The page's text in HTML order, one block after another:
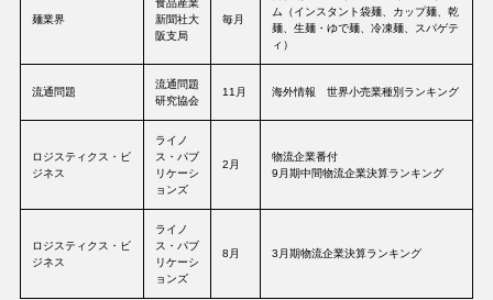
麺業界
食品産業
新聞社大
阪支局
毎月
ム（インスタント袋麺、カップ麺、乾
麺、生麺・ゆで麺、冷凍麺、スパゲテ
ィ）
流通問題
流通問題
研究協会
11月 海外情報 世界小売業種別ランキング
ロジスティクス・ビ
ジネス
ライノ
ス・パブ
リケーシ
ョンズ
2月
物流企業番付
9月期中間物流企業決算ランキング
ロジスティクス・ビ
ジネス
ライノ
ス・パブ
リケーシ
ョンズ
8月 3月期物流企業決算ランキング